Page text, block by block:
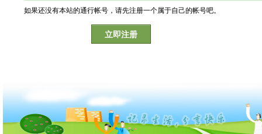
如果还没有本站的通行帐号，请先注册一个属于自己的帐号吧。
立即注册